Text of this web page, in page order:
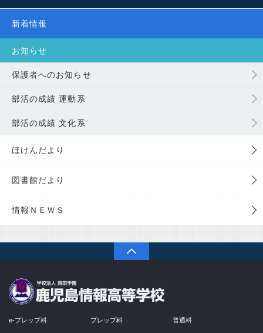
新着情報
お知らせ
保護者へのお知らせ
部活の成績 運動系
部活の成績 文化系
ほけんだより
図書館だより
情報ＮＥＷＳ
e-プレップ科 プレップ科 普通科